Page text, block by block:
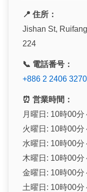
📍 住所：
Jishan St,
224
📞 電話番号：
+886 2 2406 3270
⏰ 営業時間：
月曜日: 10時00
火曜日: 10時00分
水曜日: 10時00分
木曜日: 10時00分
金曜日: 10時00分
土曜日: 10時00分